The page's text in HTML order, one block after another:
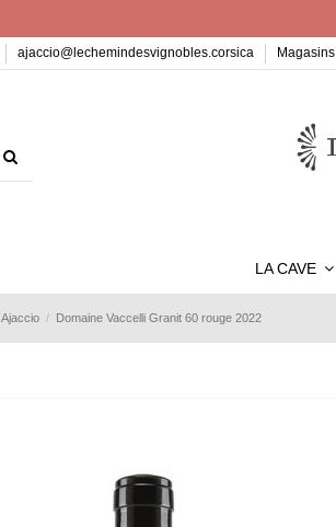
ajaccio@lechemindesvignobles.corsica Magasins
LA CAVE
Ajaccio Domaine Vaccelli Granit 60 rouge 2022